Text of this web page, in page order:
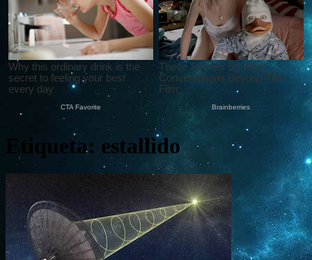
Etiqueta: estallido